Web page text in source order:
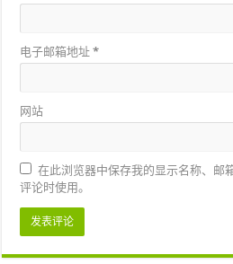
电子邮箱地址*
网站
在此浏览器中保存我的显示名称、邮
评论时使用。